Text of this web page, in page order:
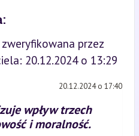
przez
20.12.2024 o 13:29
20.12.2024 o 17:40
wpływ trzech
i moralność.